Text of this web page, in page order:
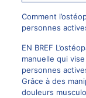
Comment
personnes
EN BREF
manuelle qui
personnes
Grâce à des
douleurs